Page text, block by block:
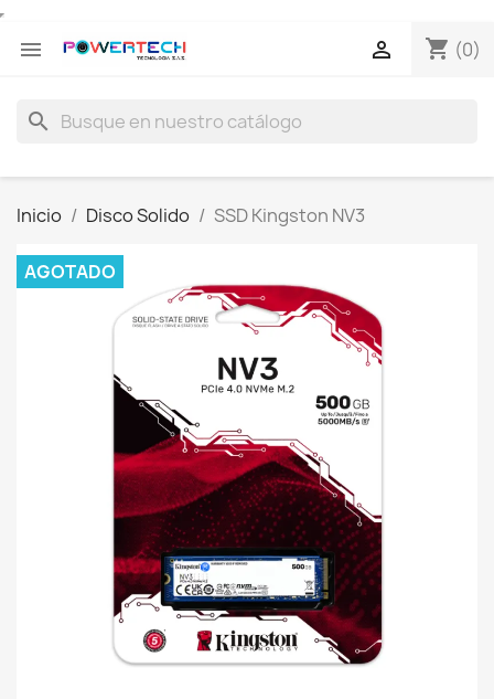
 shopping_cart (0)

search
Inicio Disco Solido SSD Kingston NV3
AGOTADO